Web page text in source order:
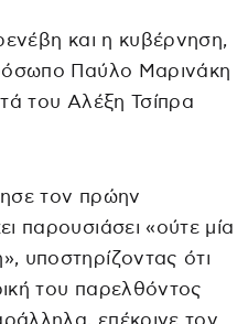
και η κυβέρνηση,
Παύλο Μαρινάκη
του Αλέξη Τσίπρα
τον πρώην
παρουσιάσει «ούτε μία
υποστηρίζοντας ότι
του παρελθόντος
επέκρινε τον